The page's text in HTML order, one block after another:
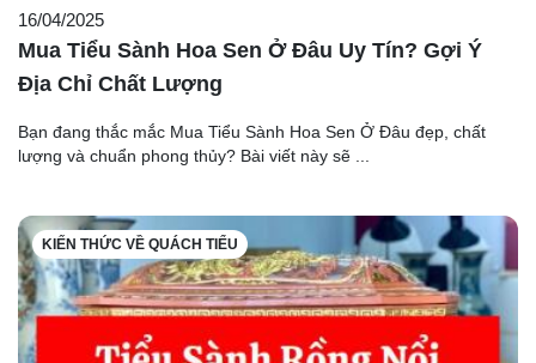
16/04/2025
Mua Tiểu Sành Hoa Sen Ở Đâu Uy Tín? Gợi Ý
Địa Chỉ Chất Lượng
Bạn đang thắc mắc Mua Tiểu Sành Hoa Sen Ở Đâu đẹp, chất
lượng và chuẩn phong thủy? Bài viết này sẽ ...
KIẾN THỨC VỀ QUÁCH TIỂU